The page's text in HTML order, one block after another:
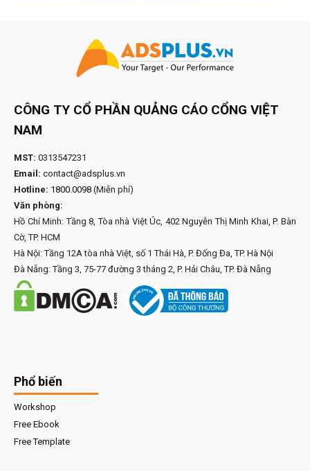
CÔNG TY CỔ PHẦN QUẢNG CÁO CỔNG VIỆT
NAM
MST: 0313547231
Email: contact@adsplus.vn
Hotline: 1800.0098 (Miễn phí)
Văn phòng:
Hồ Chí Minh: Tầng 8, Tòa nhà Việt Úc, 402 Nguyễn Thị Minh Khai, P. Bàn
Cờ, TP. HCM
Hà Nội: Tầng 12A tòa nhà Việt, số 1 Thái Hà, P. Đống Đa, TP. Hà Nội
Đà Nẵng: Tầng 3, 75-77 đường 3 tháng 2, P. Hải Châu, TP. Đà Nẵng
Phổ biến
Workshop
Free Ebook
Free Template